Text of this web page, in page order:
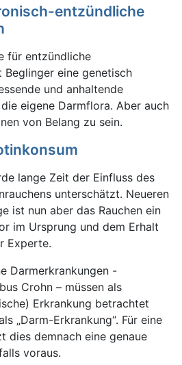
entzündliche
für entzündliche
Beglinger eine genetisch
und anhaltende
eigene Darmflora. Aber auch
von Belang zu sein.
lange Zeit der Einfluss des
unterschätzt. Neueren
ist nun aber das Rauchen ein
im Ursprung und dem Erhalt
Experte.
Darmerkrankungen -
Crohn – müssen als
Erkrankung betrachtet
„Darm-Erkrankung“. Für eine
dies demnach eine genaue
voraus.